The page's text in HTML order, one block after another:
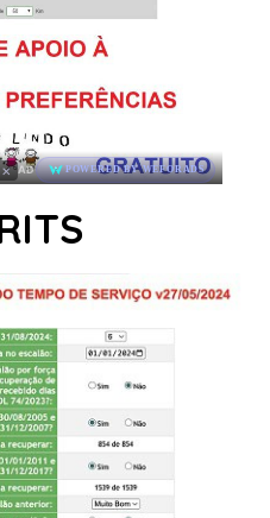
× AD POWERED BY WEFORADS